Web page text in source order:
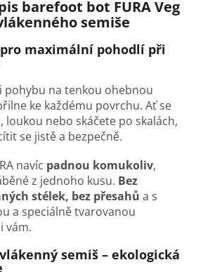
barefoot bot FURA Veg
semiše
maximální pohodlí při
pohybu na tenkou ohebnou
ke každému povrchu. Ať se
loukou nebo skáčete po skalách,
se jistě a bezpečně.
navíc padnou komukoliv,
z jednoho kusu. Bez
stélek, bez přesahů a s
a speciálně tvarovanou
vám.
semiš – ekologická